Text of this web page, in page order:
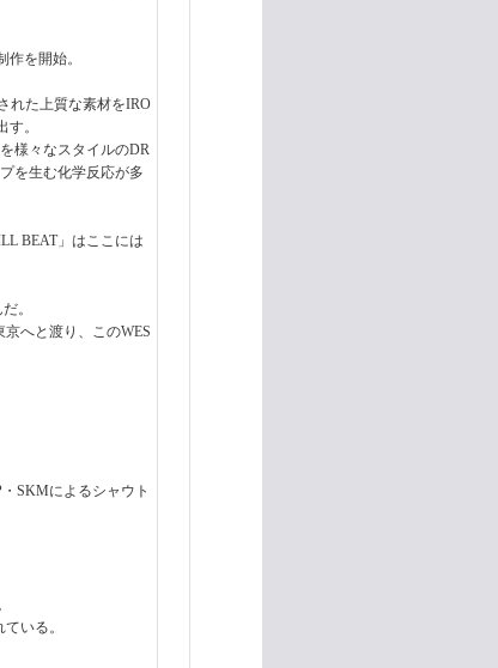
を開始。
れた上質な素材をIRO
。
様々なスタイルのDR
を生む化学反応が多
BEAT」はここには
。
へと渡り、このWES
SKMによるシャウト
いる。